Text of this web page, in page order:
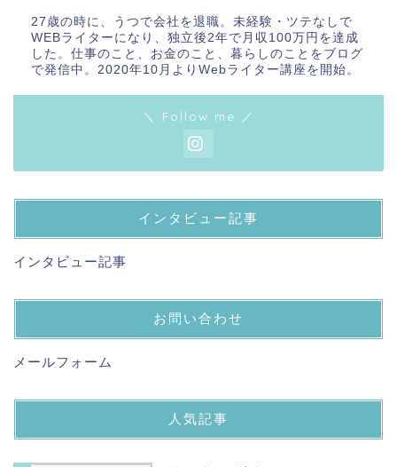
27歳の時に、うつで会社を退職。未経験・ツテなしで
WEBライターになり、独立後2年で月収100万円を達成
した。仕事のこと、お金のこと、暮らしのことをブログ
で発信中。2020年10月よりWebライター講座を開始。
＼ Follow me ／
インタビュー記事
インタビュー記事
お問い合わせ
メールフォーム
人気記事